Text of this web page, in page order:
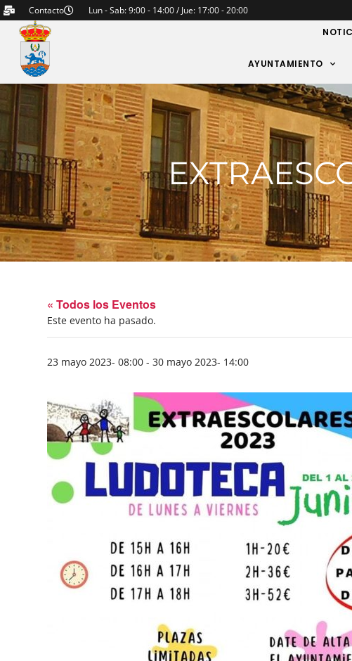
Contacto
Lun - Sab: 9:00 - 14:00 / Jue: 17:00 - 20:00
AYUNTAMIENTO
« Todos los Eventos
Este evento ha pasado.
23 mayo 2023- 08:00 - 30 mayo 2023- 14:00